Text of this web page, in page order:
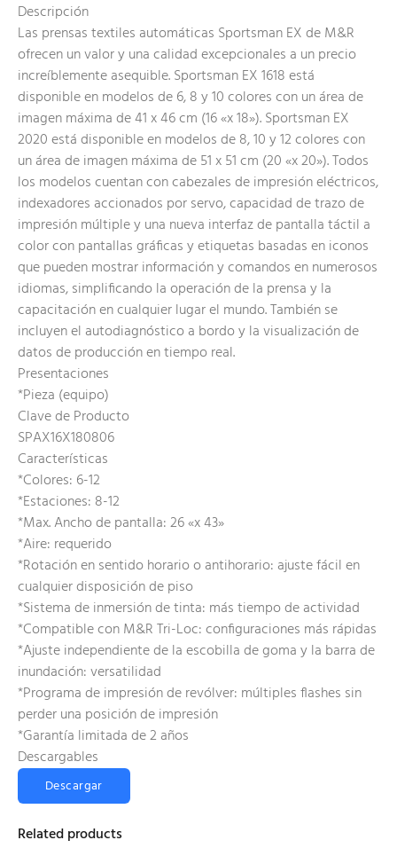
Descripción
Las prensas textiles automáticas Sportsman EX de M&R
ofrecen un valor y una calidad excepcionales a un precio
increíblemente asequible. Sportsman EX 1618 está
disponible en modelos de 6, 8 y 10 colores con un área de
imagen máxima de 41 x 46 cm (16 «x 18»). Sportsman EX
2020 está disponible en modelos de 8, 10 y 12 colores con
un área de imagen máxima de 51 x 51 cm (20 «x 20»). Todos
los modelos cuentan con cabezales de impresión eléctricos,
indexadores accionados por servo, capacidad de trazo de
impresión múltiple y una nueva interfaz de pantalla táctil a
color con pantallas gráficas y etiquetas basadas en iconos
que pueden mostrar información y comandos en numerosos
idiomas, simplificando la operación de la prensa y la
capacitación en cualquier lugar el mundo. También se
incluyen el autodiagnóstico a bordo y la visualización de
datos de producción en tiempo real.
Presentaciones
*Pieza (equipo)
Clave de Producto
SPAX16X180806
Características
*Colores: 6-12
*Estaciones: 8-12
*Max. Ancho de pantalla: 26 «x 43»
*Aire: requerido
*Rotación en sentido horario o antihorario: ajuste fácil en
cualquier disposición de piso
*Sistema de inmersión de tinta: más tiempo de actividad
*Compatible con M&R Tri-Loc: configuraciones más rápidas
*Ajuste independiente de la escobilla de goma y la barra de
inundación: versatilidad
*Programa de impresión de revólver: múltiples flashes sin
perder una posición de impresión
*Garantía limitada de 2 años
Descargables
Descargar
Related products